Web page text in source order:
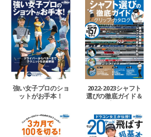
強い女子プロのショ
ットがお手本！
2022-2023シャフト
選びの徹底ガイド＆
グリップ・カタログ